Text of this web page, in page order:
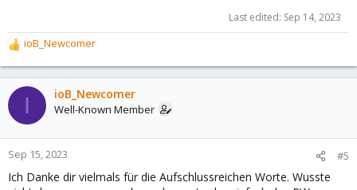
Last edited: Sep 14, 2023
R
e
a
c
t
o
n
:
ioB_Newcomer
I ioB_Newcomer
Well-Known Member
Sep 15, 2023 #5
Ich Danke dir vielmals für die Aufschlussreichen Worte. Wusste